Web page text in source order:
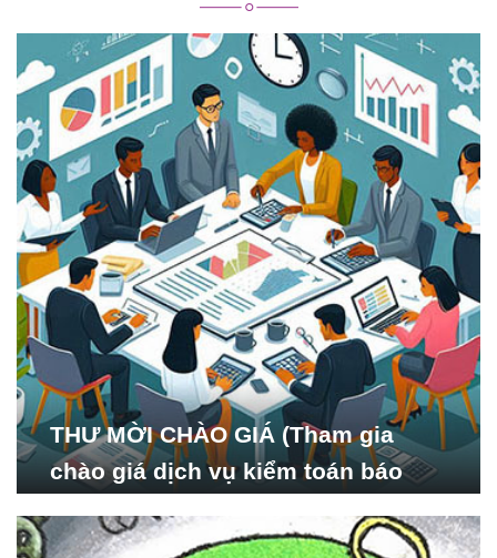
THƯ MỜI CHÀO GIÁ (Tham gia
chào giá dịch vụ kiểm toán báo
Nghiên cứu Phát triển Xã